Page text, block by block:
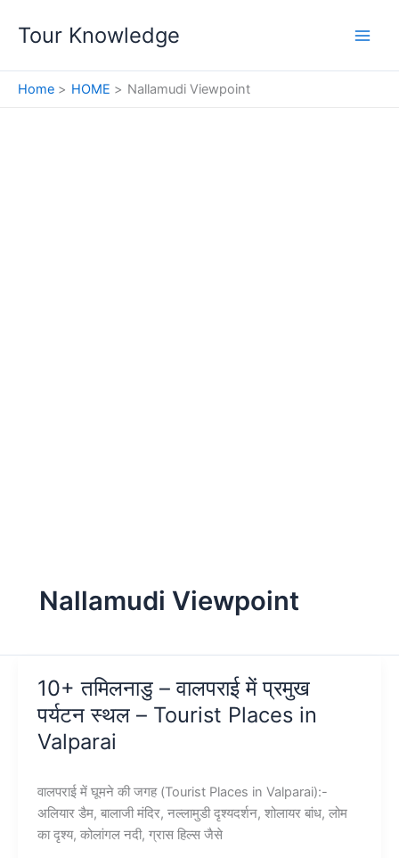
Tour Knowledge
Home HOME Nallamudi Viewpoint
Nallamudi Viewpoint
10+ तमिलनाडु – वालपराई में प्रमुख
पर्यटन स्थल – Tourist Places in
Valparai
वालपराई में घूमने की जगह (Tourist Places in Valparai):-
अलियार डैम, बालाजी मंदिर, नल्लामुडी दृश्यदर्शन, शोलायर बांध, लोम
का दृश्य, कोलांगल नदी, ग्रास हिल्स जैसे